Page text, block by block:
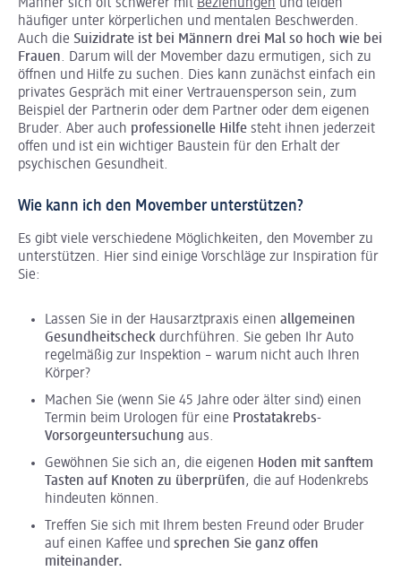
Männer sich oft schwerer mit Beziehungen und leiden
häufiger unter körperlichen und mentalen Beschwerden.
Auch die Suizidrate ist bei Männern drei Mal so hoch wie bei
Frauen. Darum will der Movember dazu ermutigen, sich zu
öffnen und Hilfe zu suchen. Dies kann zunächst einfach ein
privates Gespräch mit einer Vertrauensperson sein, zum
Beispiel der Partnerin oder dem Partner oder dem eigenen
Bruder. Aber auch professionelle Hilfe steht ihnen jederzeit
offen und ist ein wichtiger Baustein für den Erhalt der
psychischen Gesundheit.
Wie kann ich den Movember unterstützen?
Es gibt viele verschiedene Möglichkeiten, den Movember zu
unterstützen. Hier sind einige Vorschläge zur Inspiration für
Sie:
Lassen Sie in der Hausarztpraxis einen allgemeinen
Gesundheitscheck durchführen. Sie geben Ihr Auto
regelmäßig zur Inspektion – warum nicht auch Ihren
Körper?
Machen Sie (wenn Sie 45 Jahre oder älter sind) einen
Termin beim Urologen für eine Prostatakrebs-
Vorsorgeuntersuchung aus.
Gewöhnen Sie sich an, die eigenen Hoden mit sanftem
Tasten auf Knoten zu überprüfen, die auf Hodenkrebs
hindeuten können.
Treffen Sie sich mit Ihrem besten Freund oder Bruder
auf einen Kaffee und sprechen Sie ganz offen
miteinander.